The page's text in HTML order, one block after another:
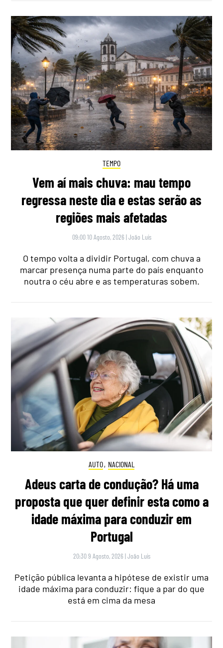
TEMPO
Vem aí mais chuva: mau tempo
regressa neste dia e estas serão as
regiões mais afetadas
09:00 10 Agosto, 2026 |João Luís
O tempo volta a dividir Portugal, com chuva a
marcar presença numa parte do país enquanto
noutra o céu abre e as temperaturas sobem.
AUTO, NACIONAL
Adeus carta de condução? Há uma
proposta que quer definir esta como a
idade máxima para conduzir em
Portugal
20:30 9 Agosto, 2026 |João Luís
Petição pública levanta a hipótese de existir uma
idade máxima para conduzir: fique a par do que
está em cima da mesa